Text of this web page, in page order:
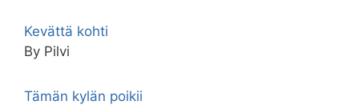
Kevättä kohti
By Pilvi
Tämän kylän poikii